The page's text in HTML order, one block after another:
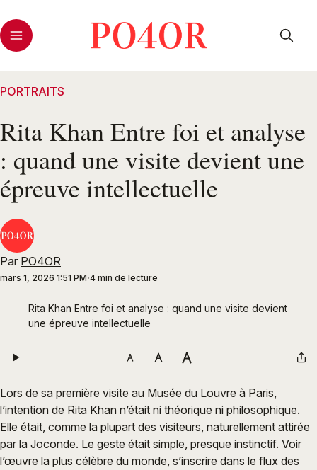
PORTRAITS
Rita Khan Entre foi et analyse
: quand une visite devient une
épreuve intellectuelle
Par PO4OR
mars 1, 2026 1:51 PM 4 min de lecture
Rita Khan Entre foi et analyse : quand une visite devient
une épreuve intellectuelle
Lors de sa première visite au Musée du Louvre à Paris,
l’intention de Rita Khan n’était ni théorique ni philosophique.
Elle était, comme la plupart des visiteurs, naturellement attirée
par la Joconde. Le geste était simple, presque instinctif. Voir
l’œuvre la plus célèbre du monde, s’inscrire dans le flux des